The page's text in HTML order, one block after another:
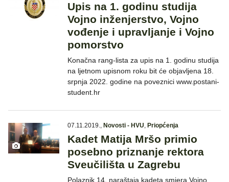
Upis na 1. godinu studija
Vojno inženjerstvo, Vojno
vođenje i upravljanje i Vojno
pomorstvo
Konačna rang-lista za upis na 1. godinu studija
na ljetnom upisnom roku bit će objavljena 18.
srpnja 2022. godine na poveznici www.postani-
student.hr
07.11.2019., Novosti - HVU, Priopćenja
Kadet Matija Mršo primio
posebno priznanje rektora
Sveučilišta u Zagrebu
Polaznik 14. naraštaja kadeta smjera Vojno